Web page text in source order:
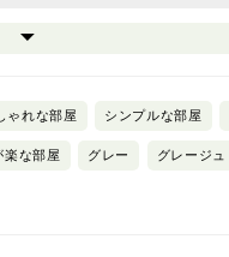
ゃれな部屋 シンプルな部屋
楽な部屋 グレー グレージュ